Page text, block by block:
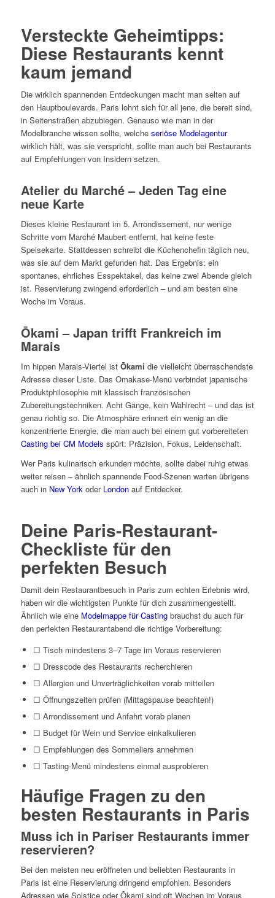
Versteckte Geheimtipps:
Diese Restaurants kennt
kaum jemand
Die wirklich spannenden Entdeckungen macht man selten auf
den Hauptboulevards. Paris lohnt sich für all jene, die bereit sind,
in Seitenstraßen abzubiegen. Genauso wie man in der
Modelbranche wissen sollte, welche seriöse Modelagentur
wirklich hält, was sie verspricht, sollte man auch bei Restaurants
auf Empfehlungen von Insidern setzen.
Atelier du Marché – Jeden Tag eine
neue Karte
Dieses kleine Restaurant im 5. Arrondissement, nur wenige
Schritte vom Marché Maubert entfernt, hat keine feste
Speisekarte. Stattdessen schreibt die Küchenchefin täglich neu,
was sie auf dem Markt gefunden hat. Das Ergebnis: ein
spontanes, ehrliches Esspektakel, das keine zwei Abende gleich
ist. Reservierung zwingend erforderlich – und am besten eine
Woche im Voraus.
Ōkami – Japan trifft Frankreich im
Marais
Im hippen Marais-Viertel ist Ōkami die vielleicht überraschendste
Adresse dieser Liste. Das Omakase-Menü verbindet japanische
Produktphilosophie mit klassisch französischen
Zubereitungstechniken. Acht Gänge, kein Wahlrecht – und das ist
genau richtig so. Die Atmosphäre erinnert ein wenig an die
konzentrierte Energie, die man auch bei einem gut vorbereiteten
Casting bei CM Models spürt: Präzision, Fokus, Leidenschaft.
Wer Paris kulinarisch erkunden möchte, sollte dabei ruhig etwas
weiter reisen – ähnlich spannende Food-Szenen warten übrigens
auch in New York oder Londonauf Entdecker.
Deine Paris-Restaurant-
Checkliste für den
perfekten Besuch
Damit dein Restaurantbesuch in Paris zum echten Erlebnis wird,
haben wir die wichtigsten Punkte für dich zusammengestellt.
Ähnlich wie eine Modelmappe für Castingbrauchst du auch für
den perfekten Restaurantabend die richtige Vorbereitung:
☐ Tisch mindestens 3–7 Tage im Voraus reservieren
☐ Dresscode des Restaurants recherchieren
☐ Allergien und Unverträglichkeiten vorab mitteilen
☐ Öffnungszeiten prüfen (Mittagspause beachten!)
☐ Arrondissement und Anfahrt vorab planen
☐ Budget für Wein und Service einkalkulieren
☐ Empfehlungen des Sommeliers annehmen
☐ Tasting-Menü mindestens einmal ausprobieren
Häufige Fragen zu den
besten Restaurants in Paris
Muss ich in Pariser Restaurants immer
reservieren?
Bei den meisten neu eröffneten und beliebten Restaurants in
Paris ist eine Reservierung dringend empfohlen. Besonders
Adressen wie Solstice oder Ōkami sind oft Wochen im Voraus